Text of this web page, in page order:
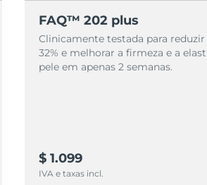
FAQ™ 202 plus
Clinicamente testada para
32% e melhorar a firmeza e a
pele em apenas 2 semanas.
$ 1.099
IVA e taxas incl.